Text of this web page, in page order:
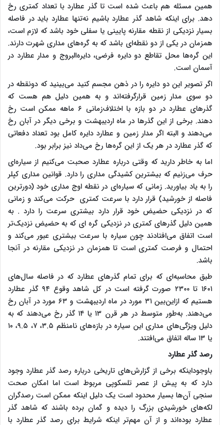
همین مسئله هم باعث شده است تا گذر عطارد با تعداد کمتری رخ
دهد. برای اینکه شاهد گذر عطارد باشیم نه‌تنها عطارد باید در فاصله
بسیار نزدیکی از نقطه مقارنه پایینی یا سفلی خود باشد که لازم است،
همزمان در یکی از دو نقطه‌ای باشد که به گره‌های مداری شهرت دارند.
این گره‌ها محل تقاطع دو دایره فرضی، دایره‌البروج و مدار عطارد در
آسمان است.
اگر تصویر این دو دایره را در ذهن مجسم کنید می‌بینید که دونقطه در
دو سوی مدار زمین قرارگرفته‌اند و به همین دلیل هم هست که
گذرهای عطارد در دو بازه با اختلاف‌زمانی ۶ ماهه ممکن است رخ
دهند. برخی از این گذرها در ماه اردیبهشت و برخی دیگر در آبان رخ
می‌دهند و البته اگر مدار زمین و عطارد دایره کامل بود تعداد دفعاتی
که گذر عطارد در هر یک از این گره‌ها رخ می‌داد نیز برابر بود.
اما به خاطر دارید که وقتی درباره عطارد صحبت می‌کنیم از سیاره‌ای
حرف می‌زنیم که بیشترین کشیدگی مداری را دارد. قوانین مداری کپلر
را به یاد بیاورید. زمانی که سیاره‌ای در نقطه اوج مداری خود (دورترین
فاصله از خورشید) قرار دارد با سرعت کمتری حرکت می‌کند و زمانی
که در نزدیکی حضیض خود قرار دارد بیشتری سرعت را دارد . به
همین دلیل گذرهای کمتری در نزدیکی گره ای که به حضیض نزدیک‌تر
است اتفاق می‌افتادند چون سیاره با سرعت بیشتری عبور می‌کند و
احتمال و فرصت کمتری است تا همزمان در نزدیکی مقارنه در آنجا
باشد.
طبق محاسبه‌ای که برای تمام گذرهای عطارد که در فاصله سال‌های
۱۶۰۱ تا ۲۳۰۰ صورت گرفته است در کل شاهد وقوع ۹۴ گذر عطارد
هستیم که ازاین‌بین ۳۱ مورد در ماه اردیبهشت و ۶۳ مورد در آبان رخ
می‌دهند. به‌طور متوسط در هر قرن ۱۳ یا ۱۴ گذر رخ می‌دهند که به
دلیل ویژگی‌های مداری این سیاره در بازه‌های نامنظم ۳.۵، ۷، ۹.۵، ۱۰
یا ۱۳ ساله اتفاق می‌افتند.
رصد گذر عطارد
باوجوداینکه برخی از گزارش‌های تاریخی درباره رصد گذر عطارد وجود
دارد که به پیش از عصر تلسکوپی مربوط است اما امکان صحت
سنجی آن‌ها بسیار محدود است یک دلیل اینکه ممکن است رصدگران
لکه‌های خورشیدی بزرگ را دیده و گمان برده باشند که شاهد گذر
عطارد بوده‌اند و از آن مهم‌تر اینکه شرایط برای رصد گذر عطارد با